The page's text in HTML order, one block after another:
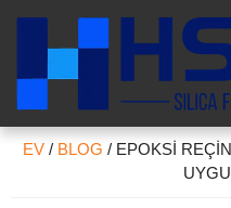
EV/ BLOG / EPOKSI